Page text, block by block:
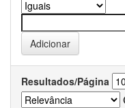
Resultados/Página